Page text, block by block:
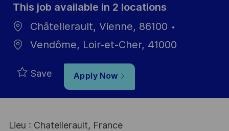
This job available in 2 locations
Châtellerault, Vienne, 86100
Vendôme, Loir-et-Cher, 41000
Save Apply Now
Lieu : Chatellerault, France